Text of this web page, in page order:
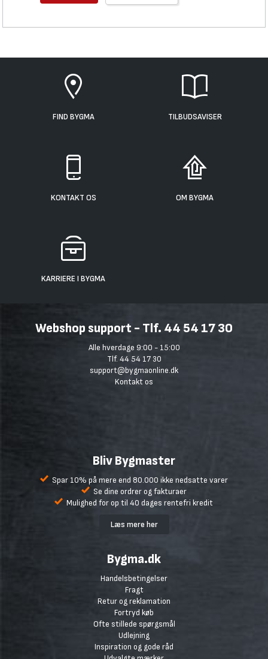
FIND BYGMA TILBUDSAVISER
KONTAKT OS OM BYGMA
KARRIERE I BYGMA
Webshop support - Tlf. 44 54 17 30
Alle hverdage 9:00 - 15:00
Tlf. 44 54 17 30
support@bygmaonline.dk
Kontakt os
Bliv Bygmaster
Spar 10% på mere end 80.000 ikke nedsatte varer
Se dine ordrer og fakturaer
Mulighed for op til 40 dages rentefri kredit
Læs mere her
Bygma.dk
Handelsbetingelser
Fragt
Retur og reklamation
Fortryd køb
Ofte stillede spørgsmål
Udlejning
Inspiration og gode råd